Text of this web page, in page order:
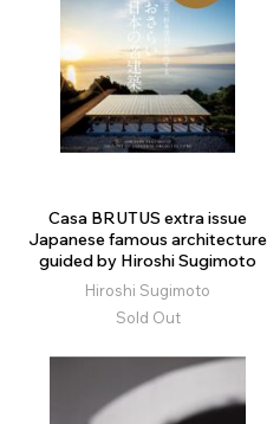
Casa BRUTUS extra issue
Japanese famous architecture
guided by Hiroshi Sugimoto
Hiroshi Sugimoto
Sold Out